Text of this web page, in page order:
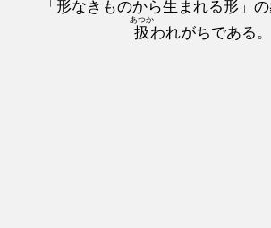
「形なきものから生まれる形」
扱
あつか
われがちである。